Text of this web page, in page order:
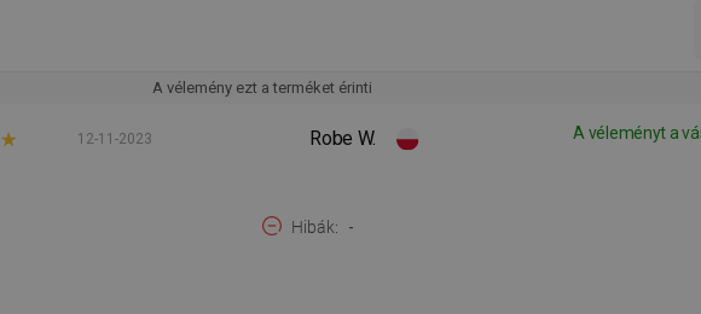
A vélemény ezt a terméket érinti
Robe W. A véleményt a
12-11-2023
Hibák -